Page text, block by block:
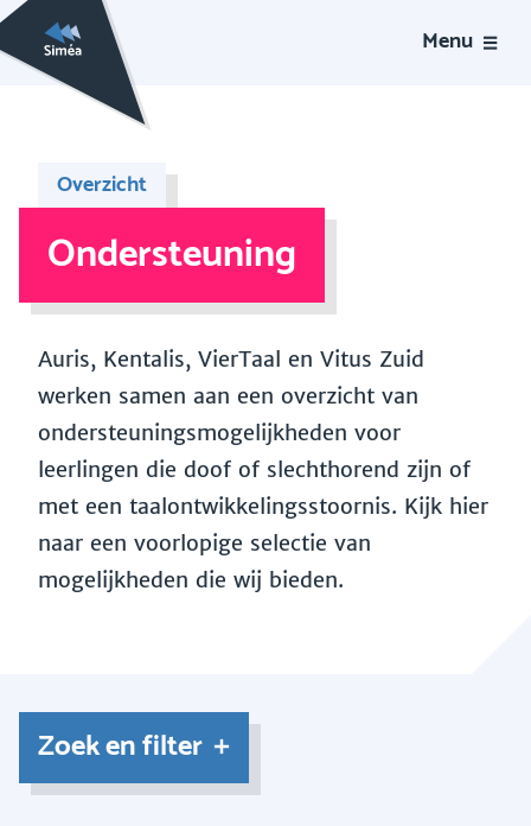
Menu
Overzicht
Ondersteuning
Auris, Kentalis, VierTaal en Vitus Zuid
werken samen aan een overzicht van
ondersteuningsmogelijkheden voor
leerlingen die doof of slechthorend zijn of
met een taalontwikkelingsstoornis. Kijk hier
naar een voorlopige selectie van
mogelijkheden die wij bieden.
Zoek en filter